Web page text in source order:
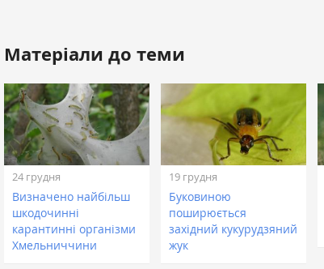
Матеріали до теми
24 грудня
Визначено найбільш
шкодочинні
карантинні організми
Хмельниччини
19 грудня
Буковиною
поширюється
західний кукурудзяний
жук